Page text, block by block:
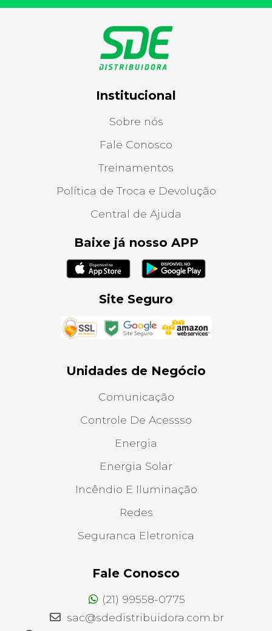
Institucional
Sobre nós
Fale Conosco
Treinamentos
Política de Troca e Devolução
Central de Ajuda
Baixe já nosso APP
Site Seguro
Unidades de Negócio
Comunicação
Controle De Acessso
Energia
Energia Solar
Incêndio E Iluminação
Redes
Seguranca Eletronica
Fale Conosco
(21) 99558-0775
sac@sdedistribuidora.com.br